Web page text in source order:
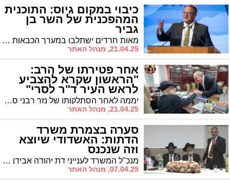
כיבוי במקום גיוס: התוכנית
המהפכנית של השר בן
גביר
מאות חרדים ישתלבו במערך הכבאות בישראל. השר לביטחון לאומי, ח"כ איתמר בן גביר: "הציבור החרדי קרוב מאד לליבי. ישנה עליה דרמטית במספר המתגייסים החרדים לשירות במסגרות השונות"
21.04.25, מנהל האתר
אחר פטירתו של הרב:
"הראשון שקרא להצביע
לראש העיר ד"ר לסרי"
יממה לאחר הסתלקותו של נזר רבני ספרד מזכירים בעיר את קריאתו של הגר"מ מזוז שהביאה למפנה. "היה הראשון שקרא להצביע לראש העיר"
21.04.25, מנהל האתר
סערה בצמרת משרד
הדתות: האשדודי שיוצא
וזה שנכנס
מנכ"ל המשרד לענייני דת יהודה אבידן צפוי ככל הנראה לסיים את תפקידו במשרד הדתות. מי יכנס במקומו?
07.04.25, מנהל האתר